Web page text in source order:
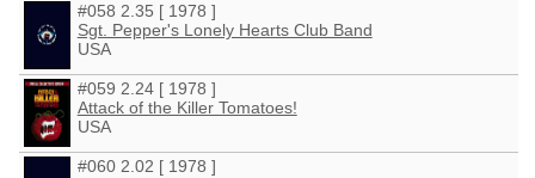
#058 2.35 [ 1978 ]
Sgt. Pepper's Lonely Hearts Club Band
USA
#059 2.24 [ 1978 ]
Attack of the Killer Tomatoes!
USA
#060 2.02 [ 1978 ]